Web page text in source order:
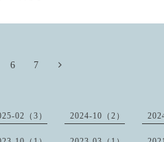
6 7
02（3） 2024-10（2）